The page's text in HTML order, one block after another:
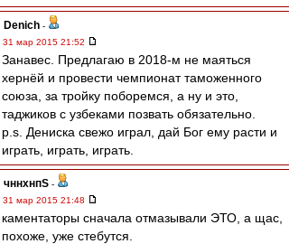
Denich -
31 мар 2015 21:52
Занавес. Предлагаю в 2018-м не маяться
хернёй и провести чемпионат таможенного
союза, за тройку поборемся, а ну и это,
таджиков с узбеками позвать обязательно.
p.s. Дениска свежо играл, дай Бог ему расти и
играть, играть, играть.
чннхнпS -
31 мар 2015 21:48
каментаторы сначала отмазывали ЭТО, а щас,
похоже, уже стебутся.